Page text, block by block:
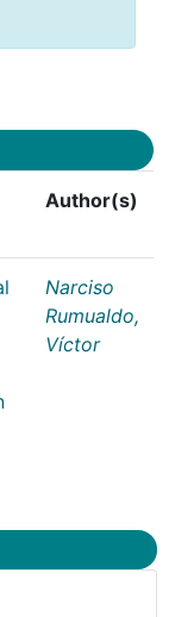
Author(s)
Narciso
Rumualdo,
Víctor